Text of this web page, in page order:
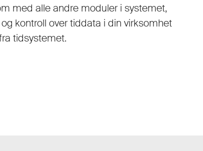
med alle andre moduler i systemet,
kontroll over tiddata i din virksomhet
tidsystemet.